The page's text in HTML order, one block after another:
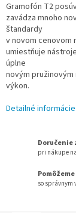
Gramofón T2
zavádza mnoho
štandardy
v novom cenovom
umiestňuje
úplne
novým
výkon.
Detailné informácie
Doručenie
pri nákupe
so správnym